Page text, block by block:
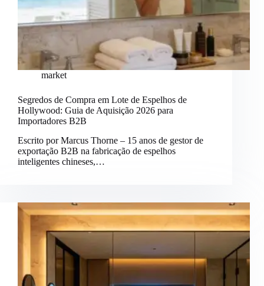
market
Segredos de Compra em Lote de Espelhos de
Hollywood: Guia de Aquisição 2026 para
Importadores B2B
Escrito por Marcus Thorne – 15 anos de gestor de
exportação B2B na fabricação de espelhos
inteligentes chineses,…